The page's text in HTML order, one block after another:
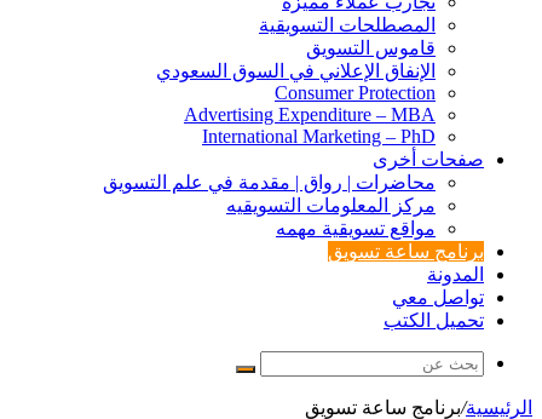
المصطلحات التسويقية
قاموس التسويق
الإنفاق الإعلاني في السوق السعودي
Consumer Protection
Advertising Expenditure – MBA
International Marketing – PhD
صفحات أخرى
محاضرات | رواق | مقدمة في علم التسويق
مركز المعلومات التسويقيه
مواقع تسويقية مهمه
برنامج ساعة تسويق
المدونة
تواصل معي
تحميل الكتب
بحث
الرئيسية/برنامج ساعة تسويق